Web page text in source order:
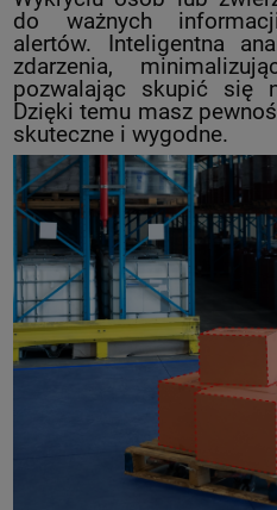
do ważnych
alertów. Inteligentna
zdarzenia,
pozwalając skupić się
Dzięki temu masz
skuteczne i wygodne.